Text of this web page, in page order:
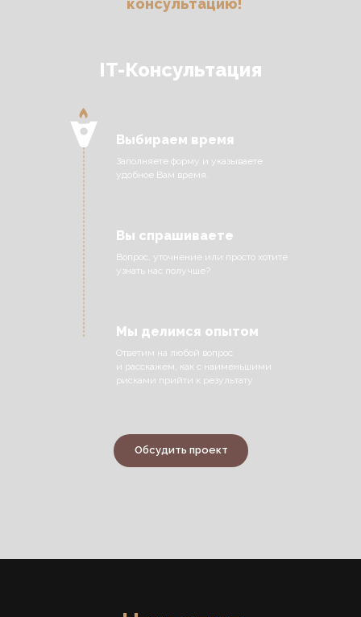
Вы спрашиваете
Вопрос, уточнение или просто хотите
узнать нас получше?
Заполняете форму и указываете
удобное Вам время.
Выбираем время
Ответим на любой вопрос
и расскажем, как с наименьшими
рисками прийти к результату
Мы делимся опытом
IT-Консультация
Обсудить проект
консультацию!